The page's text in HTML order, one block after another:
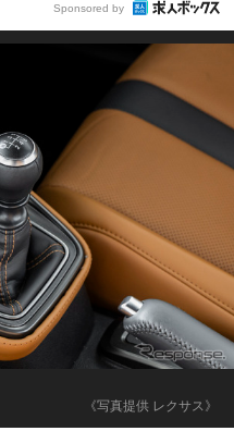
Sponsored by
《写真提供 レクサス》